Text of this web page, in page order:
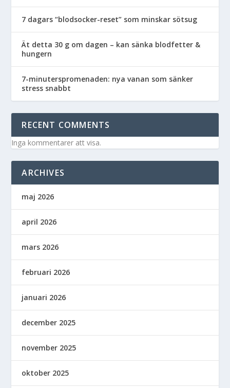
7 dagars “blodsocker-reset” som minskar sötsug
Ät detta 30 g om dagen – kan sänka blodfetter &
hungern
7-minuterspromenaden: nya vanan som sänker
stress snabbt
RECENT COMMENTS
Inga kommentarer att visa.
ARCHIVES
maj 2026
april 2026
mars 2026
februari 2026
januari 2026
december 2025
november 2025
oktober 2025